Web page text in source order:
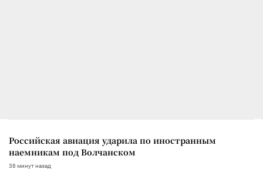
Российская авиация ударила по иностранным
наемникам под Волчанском
38 минут назад